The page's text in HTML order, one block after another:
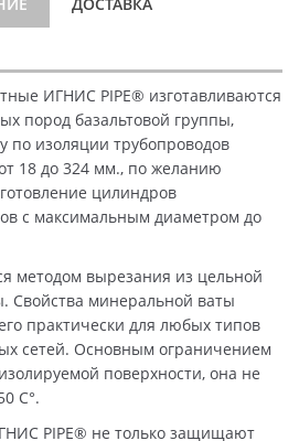
ИГНИС PIPE® изготавливаются
пород базальтовой группы,
по изоляции трубопроводов
18 до 324 мм., по желанию
цилиндров
с максимальным диаметром до
методом вырезания из цельной
Свойства минеральной ваты
практически для любых типов
сетей. Основным ограничением
поверхности, она не
C°.
PIPE® не только защищают